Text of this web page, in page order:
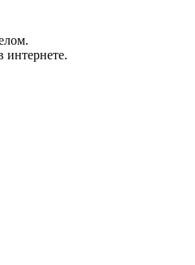
интернете.